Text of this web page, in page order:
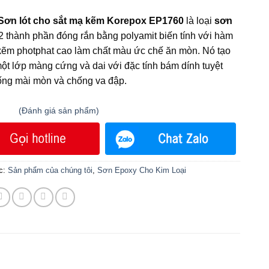
lót cho sắt mạ kẽm Korepox EP1760 là loại sơn
thành phần đóng rắn bằng polyamit biến tính với hàm
photphat cao làm chất màu ức chế ăn mòn. Nó tạo
lớp màng cứng và dai với đặc tính bám dính tuyệt
mài mòn và chống va đập.
5
(Đánh giá sản phẩm)
Sản phẩm của chúng tôi Sơn Epoxy Cho Kim Loại